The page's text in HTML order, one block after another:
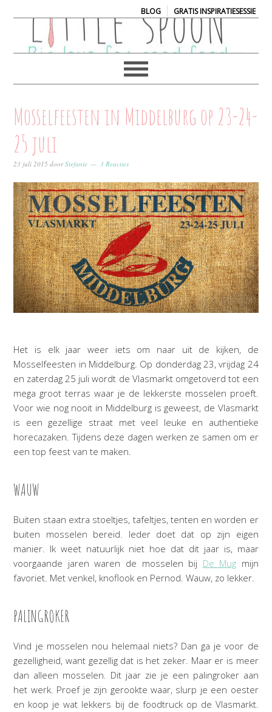
BLOG| GRATIS INSPIRATIESESSIE
Mosselfeesten in Middelburg op 23-24-
25 juli
23 juli 2015 doorStefanie 3 Reacties
Het is elk jaar weer iets om naar uit de kijken, de
Mosselfeesten in Middelburg. Op donderdag 23, vrijdag 24
en zaterdag 25 juli wordt de Vlasmarkt omgetoverd tot een
mega groot terras waar je de lekkerste mosselen proeft.
Voor wie nog nooit in Middelburg is geweest, de Vlasmarkt
is een gezellige straat met veel leuke en authentieke
horecazaken. Tijdens deze dagen werken ze samen om er
een top feest van te maken.
WAUW
Buiten staan extra stoeltjes, tafeltjes, tenten en worden er
buiten mosselen bereid. Ieder doet dat op zijn eigen
manier. Ik weet natuurlijk niet hoe dat dit jaar is, maar
voorgaande jaren waren de mosselen bij De Mug mijn
favoriet. Met venkel, knoflook en Pernod. Wauw, zo lekker.
PALINGROKER
Vind je mosselen nou helemaal niets? Dan ga je voor de
gezelligheid, want gezellig dat is het zeker. Maar er is meer
dan alleen mosselen. Dit jaar zie je een palingroker aan
het werk. Proef je zijn gerookte waar, slurp je een oester
en koop je wat lekkers bij de foodtruck op de Vlasmarkt.